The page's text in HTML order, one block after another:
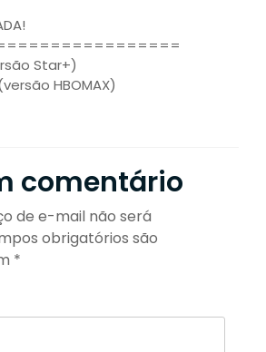
Star+)
HBOMAX)
comentário
de e-mail não será
obrigatórios são
*